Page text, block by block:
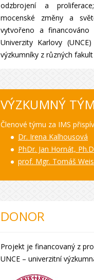
odzbrojení a
mocenské změny a
vytvořeno a financováno
Univerzity Karlovy
výzkumníky z různých
VÝZKUMNÝ TÝM
Členové týmu za IMS
Dr. Irena Kalhousová
PhDr. Jan Hornát,
prof. Mgr. Tomáš
DONOR
Projekt je financovaný z
UNCE – univerzitní